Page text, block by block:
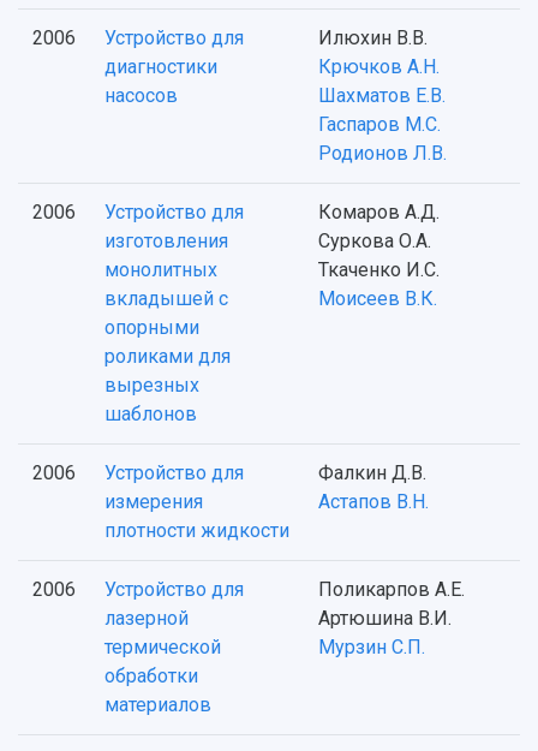
2006
Устройство для
диагностики
насосов
Илюхин В.В.
Крючков А.Н.
Шахматов Е.В.
Гаспаров М.С.
Родионов Л.В.
2006
Устройство для
изготовления
монолитных
вкладышей с
опорными
роликами для
вырезных
шаблонов
Комаров А.Д.
Суркова О.А.
Ткаченко И.С.
Моисеев В.К.
2006
Устройство для
измерения
плотности жидкости
Фалкин Д.В.
Астапов В.Н.
2006
Устройство для
лазерной
термической
обработки
материалов
Поликарпов А.Е.
Артюшина В.И.
Мурзин С.П.